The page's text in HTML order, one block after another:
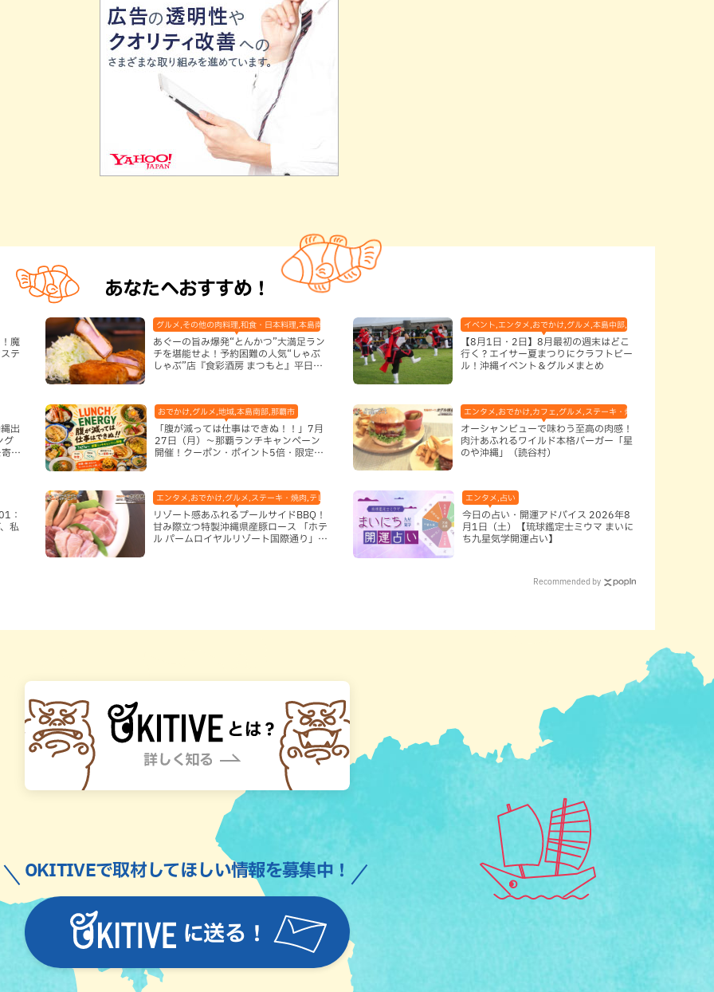
あなたへおすすめ！
魔
テ
グルメ,その他の肉料理,和食・日本料理,本島南部,那覇市
あぐーの旨み爆発“とんかつ”大満足ラン
チを堪能せよ！予約困難の人気“しゃぶ
しゃぶ”店『食彩酒房 まつもと』平日限
イベント,エンタメ,おでかけ,グルメ,本島中部,本島北部,本島南部
【8月1日・2日】8月最初の週末はどこ
行く？エイサー夏まつりにクラフトビー
ル！沖縄イベント＆グルメまとめ
出
グ
せ
おでかけ,グルメ,地域,本島南部,那覇市
「腹が減っては仕事はできぬ！！」7月
27日（月）〜那覇ランチキャンペーン
開催！クーポン・ポイント5倍・限定グ
エンタメ,おでかけ,カフェ,グルメ,ステーキ・焼肉,テレビ,ハンバーガ
オーシャンビューで味わう至高の肉感！
肉汁あふれるワイルド本格バーガー「星
のや沖縄」（読谷村）
：
私
エンタメ,おでかけ,グルメ,ステーキ・焼肉,テレビ,ホテル,地域,本島南部,那覇市
リゾート感あふれるプールサイドBBQ！
甘み際立つ特製沖縄県産豚ロース 「ホテ
ル パームロイヤルリゾート国際通り」
エンタメ,占い
今日の占い・開運アドバイス 2026年8
月1日（土）【琉球鑑定士ミウマ まいに
ち九星気学開運占い】
Recommended by
に送る！
OKITIVEで取材してほしい情報を募集中！